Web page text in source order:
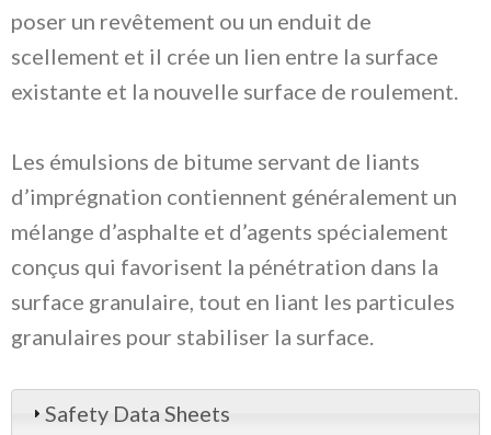
poser un revêtement ou un enduit de
scellement et il crée un lien entre la surface
existante et la nouvelle surface de roulement.
Les émulsions de bitume servant de liants
d’imprégnation contiennent généralement un
mélange d’asphalte et d’agents spécialement
conçus qui favorisent la pénétration dans la
surface granulaire, tout en liant les particules
granulaires pour stabiliser la surface.
Safety Data Sheets